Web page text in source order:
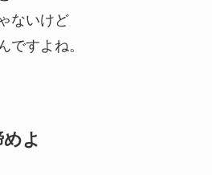
ないけど
ですよね。
よ